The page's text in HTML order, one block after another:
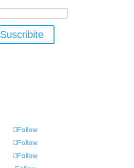
Suscribite
Follow
Follow
Follow